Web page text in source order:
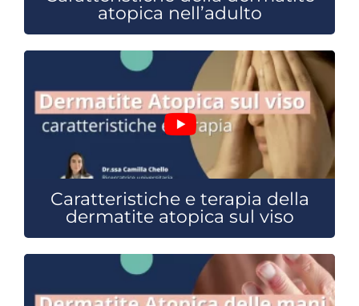
atopica nell’adulto
Caratteristiche e terapia della
dermatite atopica sul viso